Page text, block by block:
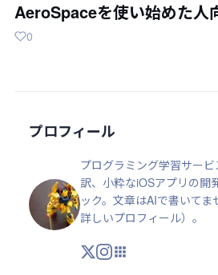
AeroSpaceを使い始めた人
0
プロフィール
プログラミング学習サー
訳、小粋なiOSアプリの開
ック。文章はAIで書いてま
詳しいプロフィール）。
X Instagram
アプリ・ツール